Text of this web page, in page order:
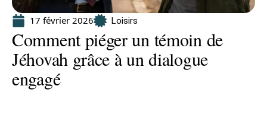
17 février 2026 Loisirs
Comment piéger un témoin de
Jéhovah grâce à un dialogue
engagé